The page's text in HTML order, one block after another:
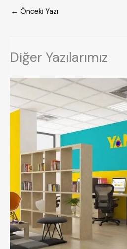
← Önceki Yazı
Diğer Yazılarımız